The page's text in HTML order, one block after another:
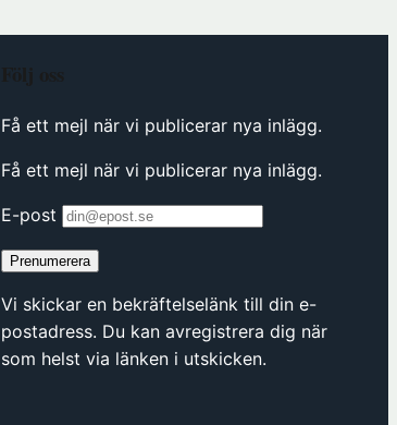
Få ett mejl när vi publicerar nya inlägg.
Få ett mejl när vi publicerar nya inlägg.
E-post
Prenumerera
Vi skickar en bekräftelselänk till din e-
postadress. Du kan avregistrera dig när
som helst via länken i utskicken.